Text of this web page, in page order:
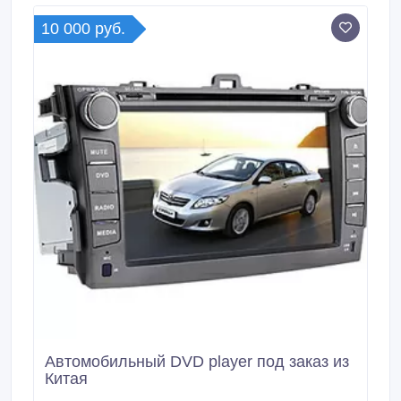
предварительной договоренности.
10 000 руб.
Автомобильный DVD player под заказ из
Китая